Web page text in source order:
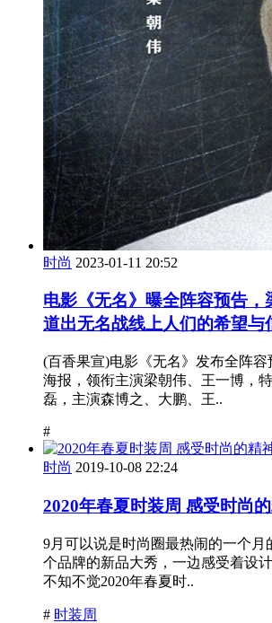
时尚 2023-01-11 20:52
电影《无名》曝全阵容预告，
道出无名战线上人们的希望与
(百香果宣)电影《无名》发布全阵
海报，领衔主演梁朝伟、王一博，
磊，主演森博之、大鹏、王..
#
时尚 2019-10-08 22:24
2020年春夏时装周 感受时尚
9月可以说是时尚圈最热闹的一个月
个品牌的新品大秀，一边感受着设
不知不觉2020年春夏时..
# 时装周